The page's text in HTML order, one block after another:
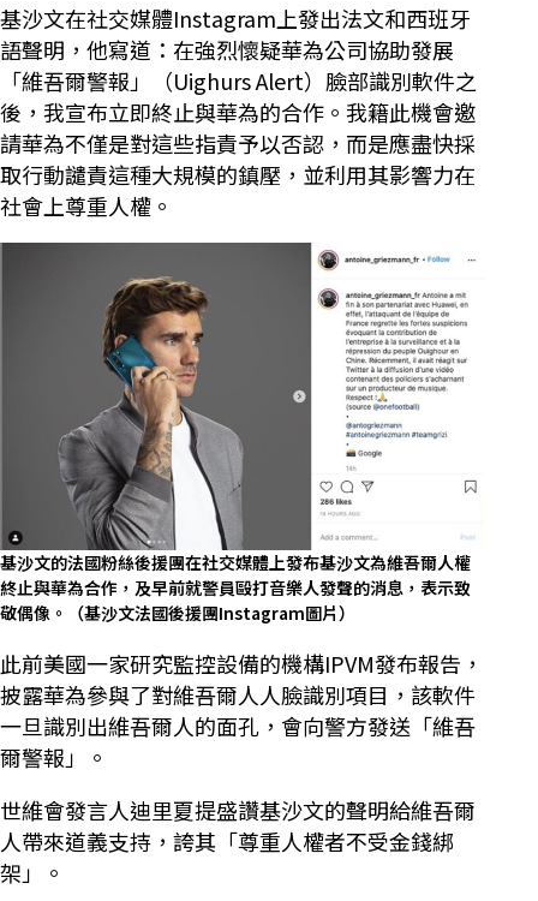
基沙文在社交媒體Instagram上發出法文和西班牙
語聲明，他寫道：在強烈懷疑華為公司協助發展
「維吾爾警報」（Uighurs Alert）臉部識別軟件之
後，我宣布立即終止與華為的合作。我籍此機會邀
請華為不僅是對這些指責予以否認，而是應盡快採
取行動譴責這種大規模的鎮壓，並利用其影響力在
社會上尊重人權。
基沙文的法國粉絲後援團在社交媒體上發布基沙文為維吾爾人權
終止與華為合作，及早前就警員毆打音樂人發聲的消息，表示致
敬偶像。（基沙文法國後援團Instagram圖片）
此前美國一家研究監控設備的機構IPVM發布報告，
披露華為參與了對維吾爾人人臉識別項目，該軟件
一旦識別出維吾爾人的面孔，會向警方發送「維吾
爾警報」。
世維會發言人迪里夏提盛讚基沙文的聲明給維吾爾
人帶來道義支持，誇其「尊重人權者不受金錢綁
架」。